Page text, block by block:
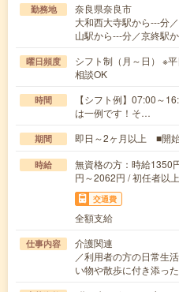
勤務地
奈良県奈良市
大和西大寺駅から---分
山駅から---分／京終駅
曜日頻度
シフト制（月～日） ※
相談OK
時間
【シフト例】07:00～
は一例です！そ…
期間 即日～2ヶ月以上 ■開始
時給
無資格の方：時給1350
円～2062円 / 初任者以
交通費
全額支給
仕事内容
介護関連
／利用者の方の日常生
い物や散歩に付き添っ